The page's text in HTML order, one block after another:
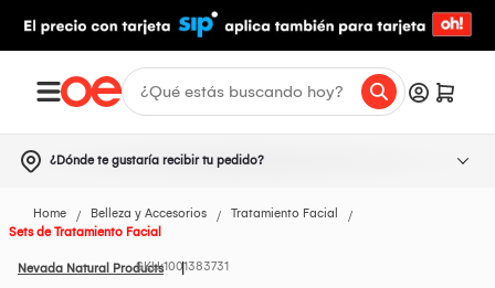
¿Dónde te gustaría recibir tu pedido?
Home Belleza y Accesorios
Tratamiento Facial
Sets de Tratamiento Facial
Nevada Natural Products1001383731